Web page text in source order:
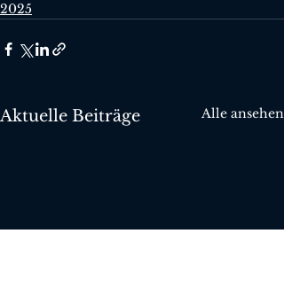
2025
Aktuelle Beiträge Alle ansehen